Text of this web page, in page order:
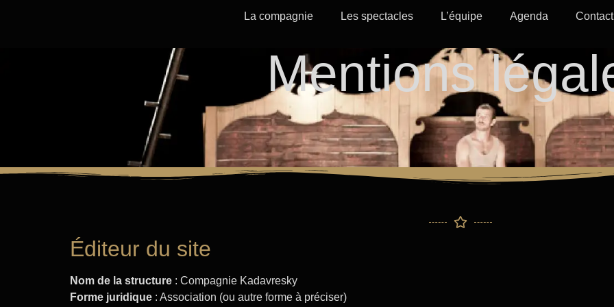
La compagnie Les spectacles L’équipe Agenda Contact
Mentions
Éditeur du site
Nom de la structure : Compagnie Kadavresky
Forme juridique : Association (ou autre forme à préciser)